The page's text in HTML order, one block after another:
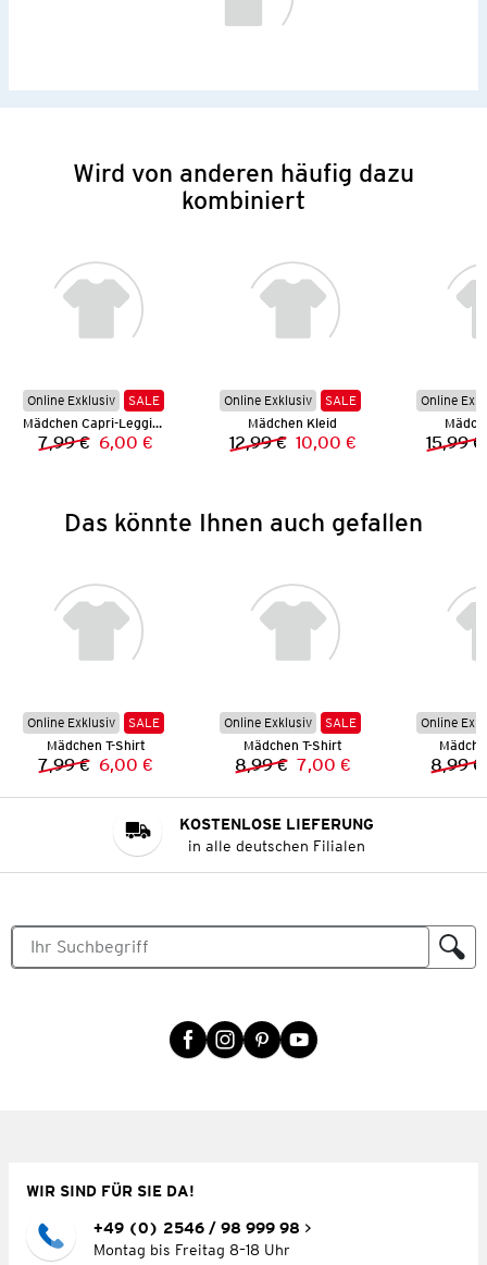
Wird von anderen häufig dazu
kombiniert
Online Exklusiv
SALE
Mädchen Capri-Leggings
Vorheriger Preis:
7,99 € Neuer Preis:
6,00 €
Online Exklusiv
SALE
Mädchen Kleid
Vorheriger Preis:
12,99 € Neuer Preis:
10,00 €
Online
15,99 €
Das könnte Ihnen auch gefallen
Online Exklusiv
SALE
Mädchen T-Shirt
Vorheriger Preis:
7,99 € Neuer Preis:
6,00 €
Online Exklusiv
SALE
Mädchen T-Shirt
Vorheriger Preis:
8,99 € Neuer Preis:
7,00 €
Online
8,99 €
KOSTENLOSE LIEFERUNG
in alle deutschen Filialen
WIR SIND FÜR SIE DA!
+49 (0) 2546 / 98 999 98
Montag bis Freitag 8–18 Uhr